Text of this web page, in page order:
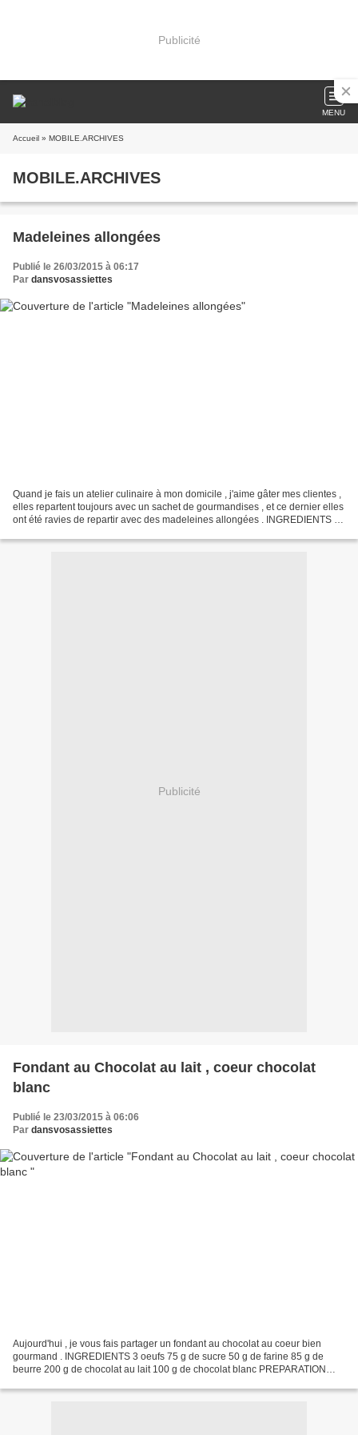
Publicité
MENU
Accueil » MOBILE.ARCHIVES
MOBILE.ARCHIVES
Madeleines allongées
Publié le 26/03/2015 à 06:17
Par dansvosassiettes
Quand je fais un atelier culinaire à mon domicile , j'aime gâter mes clientes ,
elles repartent toujours avec un sachet de gourmandises , et ce dernier elles
ont été ravies de repartir avec des madeleines allongées . INGREDIENTS 2
Publicité
Fondant au Chocolat au lait , coeur chocolat
blanc
Publié le 23/03/2015 à 06:06
Par dansvosassiettes
Aujourd'hui , je vous fais partager un fondant au chocolat au coeur bien
gourmand . INGREDIENTS 3 oeufs 75 g de sucre 50 g de farine 85 g de
beurre 200 g de chocolat au lait 100 g de chocolat blanc PREPARATION